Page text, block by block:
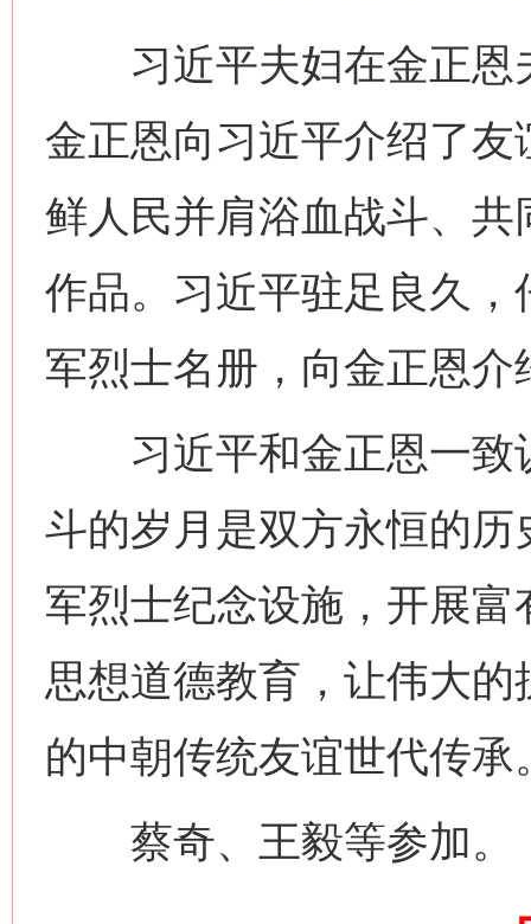
习近平夫妇在金正恩
金正恩向习近平介绍了
鲜人民并肩浴血战斗、
作品。习近平驻足良久
军烈士名册，向金正恩
习近平和金正恩一致
斗的岁月是双方永恒的
军烈士纪念设施，开展
思想道德教育，让伟大
的中朝传统友谊世代传承
蔡奇、王毅等参加。
这是一记警钟！ 谢